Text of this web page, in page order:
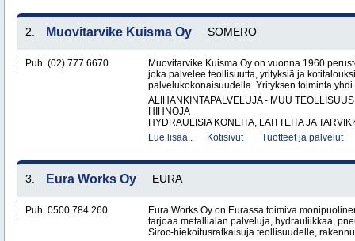
2. Muovitarvike Kuisma Oy SOMERO
Puh. (02) 777 6670
Muovitarvike Kuisma Oy on vuonna 1960
joka palvelee teollisuutta, yrityksiä ja
palvelukokonaisuudella. Yrityksen toiminta
ALIHANKINTAPALVELUJA - MUU TEOLLISUUS
HIHNOJA
HYDRAULISIA KONEITA, LAITTEITA JA
Lue lisää..
Kotisivut Tuotteet ja palvelut
3. Eura Works Oy EURA
Puh. 0500 784 260
Eura Works Oy on Eurassa toimiva
tarjoaa metallialan palveluja, hydrauliikkaa,
Siroc-hiekoitusratkaisuja teollisuudelle,